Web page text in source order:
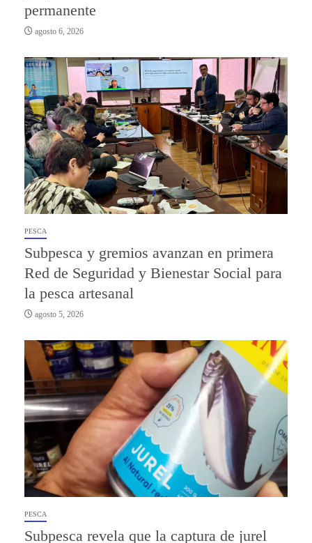
permanente
agosto 6, 2026
PESCA
Subpesca y gremios avanzan en primera
Red de Seguridad y Bienestar Social para
la pesca artesanal
agosto 5, 2026
PESCA
Subpesca revela que la captura de jurel